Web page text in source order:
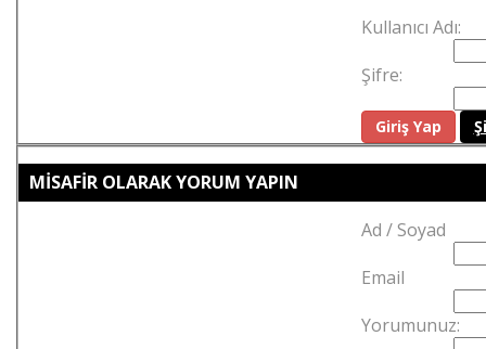
Kullanıcı Adı:
Şifre:
MİSAFİR OLARAK YORUM YAPIN
Ad / Soyad
Email
Yorumunuz: